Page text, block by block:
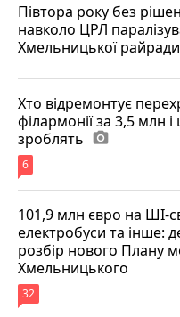
Півтора року без
навколо ЦРЛ
Хмельницької райради
Хто відремонтує
філармонії за 3,5 млн
зроблять photo_camera
6
101,9 млн євро на ШІ-
електробуси та інше:
розбір нового Плану
Хмельницького
32